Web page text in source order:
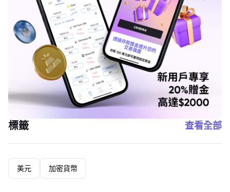
標籤 查看全部
美元 加密貨幣